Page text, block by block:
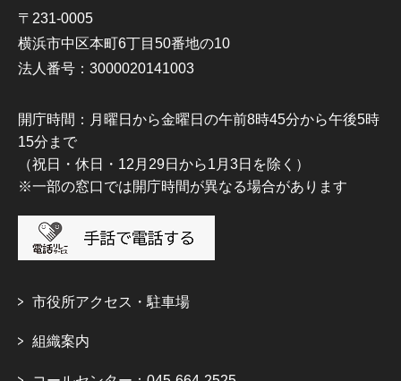
〒231-0005
横浜市中区本町6丁目50番地の10
法人番号：3000020141003
開庁時間：月曜日から金曜日の午前8時45分から午後5時
15分まで
（祝日・休日・12月29日から1月3日を除く）
※一部の窓口では開庁時間が異なる場合があります
市役所アクセス・駐車場
組織案内